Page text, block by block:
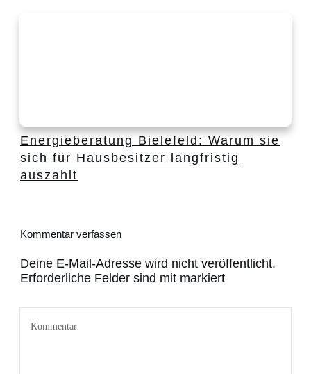
Energieberatung Bielefeld: Warum sie
sich für Hausbesitzer langfristig
auszahlt
Kommentar verfassen
Deine E-Mail-Adresse wird nicht veröffentlicht.
Erforderliche Felder sind mit markiert